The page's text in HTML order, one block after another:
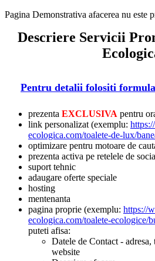
Pagina Demonstrativa afacerea nu este
Descriere Servicii
Pentru detalii folositi
prezenta EXCLUSIVA pentru
link personalizat (exemplu:
ecologica.com/toalete-de-lux/
optimizare pentru motoare de
prezenta activa pe retelele de
suport tehnic
adaugare oferte speciale
hosting
mentenanta
pagina proprie (exemplu: https://
ecologica.com/toalete-ecologice/
puteti afisa:
Datele de Contact -
website